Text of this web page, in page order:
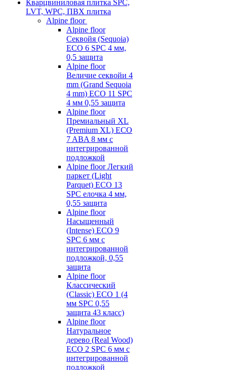
Кварцвиниловая плитка SPC,
LVT, WPC, ПВХ плитка
Alpine floor
Alpine floor
Секвойя (Sequoia)
ECO 6 SPC 4 мм,
0,5 защита
Alpine floor
Величие секвойи 4
mm (Grand Sequoia
4 mm) ECO 11 SPC
4 мм 0,55 защита
Alpine floor
Премиальный XL
(Premium XL) ECO
7 ABA 8 мм с
интегрированной
подложкой
Alpine floor Легкий
паркет (Light
Parquet) ECO 13
SPC елочка 4 мм,
0,55 защита
Alpine floor
Насыщенный
(Intense) ECO 9
SPC 6 мм с
интегрированной
подложкой, 0,55
защита
Alpine floor
Классический
(Classic) ECO 1 (4
мм SPC 0,55
защита 43 класс)
Alpine floor
Натуральное
дерево (Real Wood)
ECO 2 SPC 6 мм с
интегрированной
подложкой